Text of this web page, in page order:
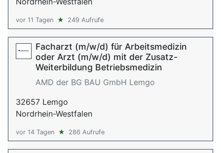
vor 11 Tagen ★ 249 Aufrufe
Facharzt (m/w/d) für Arbeitsmedizin
oder Arzt (m/w/d) mit der Zusatz-
Weiterbildung Betriebsmedizin
AMD der BG BAU GmbH Lemgo
32657 Lemgo
Nordrhein-Westfalen
vor 14 Tagen ★ 286 Aufrufe